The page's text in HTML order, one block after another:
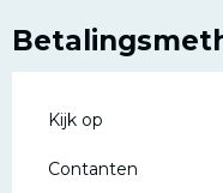
Kijk op
Contanten